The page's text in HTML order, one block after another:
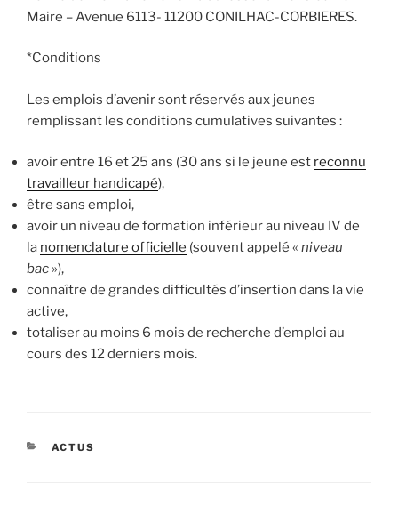
Maire – Avenue 6113- 11200 CONILHAC-CORBIERES.
*Conditions
Les emplois d’avenir sont réservés aux jeunes
remplissant les conditions cumulatives suivantes :
avoir entre 16 et 25 ans (30 ans si le jeune est reconnu
travailleur handicapé),
être sans emploi,
avoir un niveau de formation inférieur au niveau IV de
la nomenclature officielle (souvent appelé « niveau
bac »),
connaître de grandes difficultés d’insertion dans la vie
active,
totaliser au moins 6 mois de recherche d’emploi au
cours des 12 derniers mois.
CATÉGORIES
ACTUS